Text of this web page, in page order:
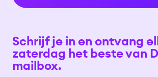
Schrijf je in en ontvang
zaterdag het beste van
mailbox.